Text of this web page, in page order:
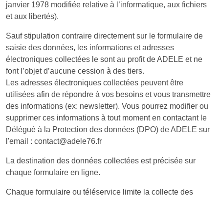
janvier 1978 modifiée relative à l’informatique, aux fichiers
et aux libertés).
Sauf stipulation contraire directement sur le formulaire de
saisie des données, les informations et adresses
électroniques collectées le sont au profit de ADELE et ne
font l’objet d’aucune cession à des tiers.
Les adresses électroniques collectées peuvent être
utilisées afin de répondre à vos besoins et vous transmettre
des informations (ex: newsletter). Vous pourrez modifier ou
supprimer ces informations à tout moment en contactant le
Délégué à la Protection des données (DPO) de ADELE sur
l'email : contact@adele76.fr
La destination des données collectées est précisée sur
chaque formulaire en ligne.
Chaque formulaire ou téléservice limite la collecte des